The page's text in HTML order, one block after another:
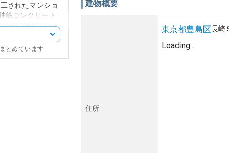
されたマンショ
筋コンクリート
能に優れていま
せぬ災害リスク
とめています
建物概要
住所
東京都豊島区長崎
Loading...